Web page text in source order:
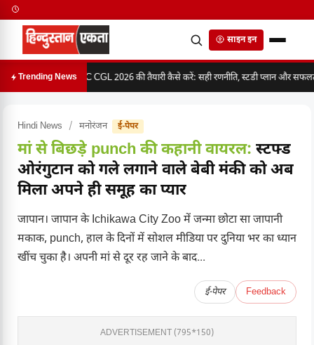
साइन इन
Trending NewsSSC CGL 2026 की तैयारी कैसे करें: सही रणनीति, स्टडी प्लान और
Hindi News / मनोरंजन ई-पेपर
मां से बिछड़े punch की कहानी वायरल: स्टफ्ड
ओरंगुटान को गले लगाने वाले बेबी मंकी को अब
मिला अपने ही समूह का प्यार
जापान। जापान के Ichikawa City Zoo में जन्मा छोटा सा जापानी
मकाक, punch, हाल के दिनों में सोशल मीडिया पर दुनिया भर का ध्यान
खींच चुका है। अपनी मां से दूर रह जाने के बाद...
ई-पेपर Feedback
ADVERTISEMENT (795*150)